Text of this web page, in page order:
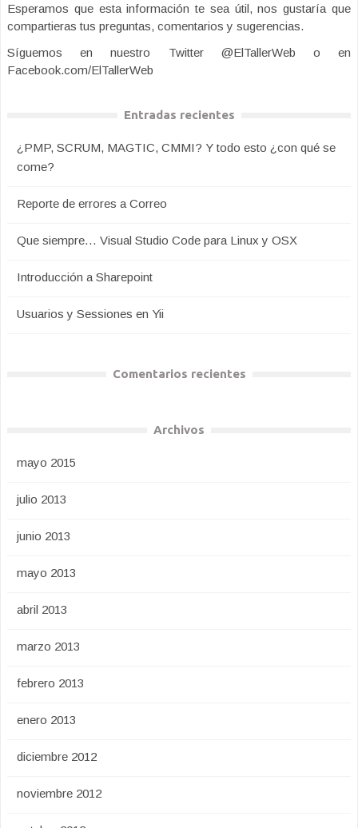
Esperamos que esta información te sea útil, nos gustaría que
compartieras tus preguntas, comentarios y sugerencias.
Síguemos en nuestro Twitter @ElTallerWeb o en
Facebook.com/ElTallerWeb
Entradas recientes
¿PMP, SCRUM, MAGTIC, CMMI? Y todo esto ¿con qué se
come?
Reporte de errores a Correo
Que siempre… Visual Studio Code para Linux y OSX
Introducción a Sharepoint
Usuarios y Sessiones en Yii
Comentarios recientes
Archivos
mayo 2015
julio 2013
junio 2013
mayo 2013
abril 2013
marzo 2013
febrero 2013
enero 2013
diciembre 2012
noviembre 2012